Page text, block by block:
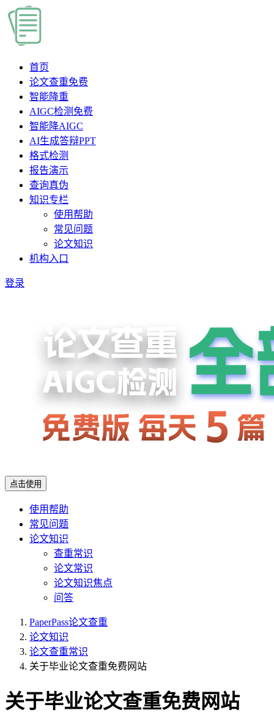
首页
论文查重免费
智能降重
AIGC检测 免费
智能降AIGC
AI生成答辩PPT
格式检测
报告演示
查询真伪
知识专栏
使用帮助
常见问题
论文知识
机构入口
登录
点击使用
使用帮助
常见问题
论文知识
查重常识
论文常识
论文知识焦点
问答
PaperPass论文查重
论文知识
论文查重常识
关于毕业论文查重免费网站
关于毕业论文查重免费网站